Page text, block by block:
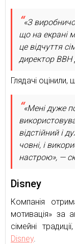
«З
що на екрані
це відчуття
директор BBH
Глядачі оцінили,
«Мені дуже
відстійний і
човні, і
настрою», —
Disney
Компанія
мотивація» за
сімейні
Disney.